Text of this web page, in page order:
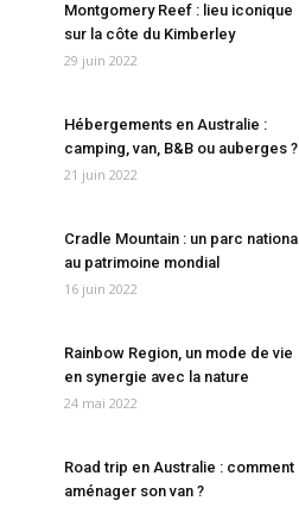
Montgomery Reef : lieu iconique
sur la côte du Kimberley
29 juin 2022
Hébergements en Australie :
camping, van, B&B ou auberges ?
21 juin 2022
Cradle Mountain : un parc national
au patrimoine mondial
16 juin 2022
Rainbow Region, un mode de vie
en synergie avec la nature
24 mai 2022
Road trip en Australie : comment
aménager son van ?